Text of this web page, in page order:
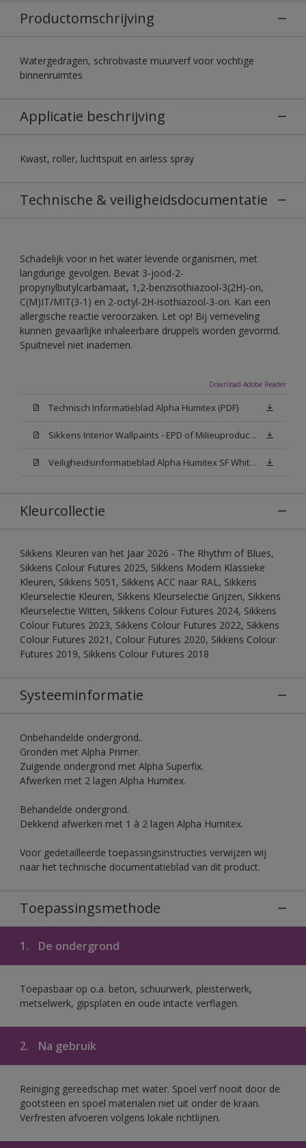
Productomschrijving
Watergedragen, schrobvaste muurverf voor vochtige
binnenruimtes
Applicatie beschrijving
Kwast, roller, luchtspuit en airless spray
Technische & veiligheidsdocumentatie
Schadelijk voor in het water levende organismen, met
langdurige gevolgen. Bevat 3-jood-2-
propynylbutylcarbamaat, 1,2-benzisothiazool-3(2H)-on,
C(M)IT/MIT(3-1) en 2-octyl-2H-isothiazool-3-on. Kan een
allergische reactie veroorzaken. Let op! Bij verneveling
kunnen gevaarlijke inhaleerbare druppels worden gevormd.
Spuitnevel niet inademen.
Download Adobe Reader
Technisch Informatieblad Alpha Humitex (PDF)
Sikkens Interior Wallpaints - EPD of Milieuproductverklaring
Veiligheidsinformatieblad Alpha Humitex SF White W05 (MSDS)
Kleurcollectie
Sikkens Kleuren van het Jaar 2026 - The Rhythm of Blues,
Sikkens Colour Futures 2025, Sikkens Modern Klassieke
Kleuren, Sikkens 5051, Sikkens ACC naar RAL, Sikkens
Kleurselectie Kleuren, Sikkens Kleurselectie Grijzen, Sikkens
Kleurselectie Witten, Sikkens Colour Futures 2024, Sikkens
Colour Futures 2023, Sikkens Colour Futures 2022, Sikkens
Colour Futures 2021, Colour Futures 2020, Sikkens Colour
Futures 2019, Sikkens Colour Futures 2018
Systeeminformatie
Onbehandelde ondergrond..
Gronden met Alpha Primer.
Zuigende ondergrond met Alpha Superfix.
Afwerken met 2 lagen Alpha Humitex.
Behandelde ondergrond.
Dekkend afwerken met 1 à 2 lagen Alpha Humitex.
Voor gedetailleerde toepassingsinstructies verwijzen wij
naar het technische documentatieblad van dit product.
Toepassingsmethode
1. De ondergrond
Toepasbaar op o.a. beton, schuurwerk, pleisterwerk,
metselwerk, gipsplaten en oude intacte verflagen.
2. Na gebruik
Reiniging gereedschap met water. Spoel verf nooit door de
gootsteen en spoel materialen niet uit onder de kraan.
Verfresten afvoeren volgens lokale richtlijnen.